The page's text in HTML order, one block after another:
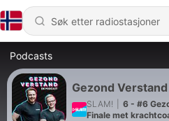
Podcasts
Gezond
SLAM!
6 - #6
Finale met